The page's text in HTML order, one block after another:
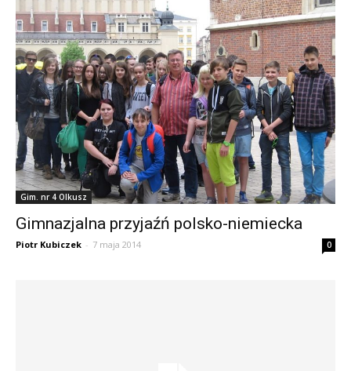
Gim. nr 4 Olkusz
Gimnazjalna przyjaźń polsko-niemiecka
Piotr Kubiczek - 7 maja 2014 0